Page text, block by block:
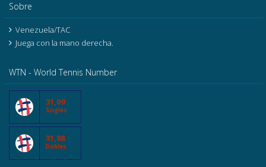
Sobre
Venezuela/TAC
Juega con la mano derecha.
WTN - World Tennis Number
31,09
Singles
31,88
Dobles